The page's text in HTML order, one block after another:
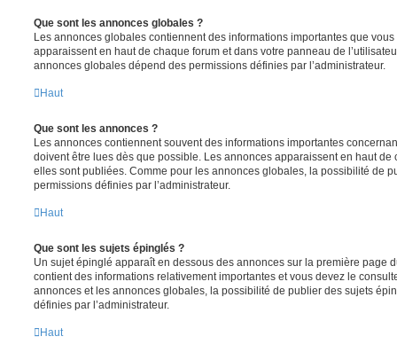
Que sont les annonces globales ?
Les annonces globales contiennent des informations importantes que
apparaissent en haut de chaque forum et dans votre panneau de
annonces globales dépend des permissions définies par l’administrateur.
Haut
Que sont les annonces ?
Les annonces contiennent souvent des informations importantes
doivent être lues dès que possible. Les annonces apparaissent en haut
elles sont publiées. Comme pour les annonces globales, la possibilité de
permissions définies par l’administrateur.
Haut
Que sont les sujets épinglés ?
Un sujet épinglé apparaît en dessous des annonces sur la première page
contient des informations relativement importantes et vous devez le
annonces et les annonces globales, la possibilité de publier des sujets
définies par l’administrateur.
Haut